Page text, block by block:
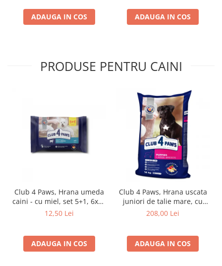
ADAUGA IN COS ADAUGA IN COS
PRODUSE PENTRU CAINI
Club 4 Paws, Hrana umeda
caini - cu miel, set 5+1, 6x80
g
12,50 Lei
ADAUGA IN COS
Club 4 Paws, Hrana uscata
juniori de talie mare, cu
pui, 14kg
208,00 Lei
ADAUGA IN COS